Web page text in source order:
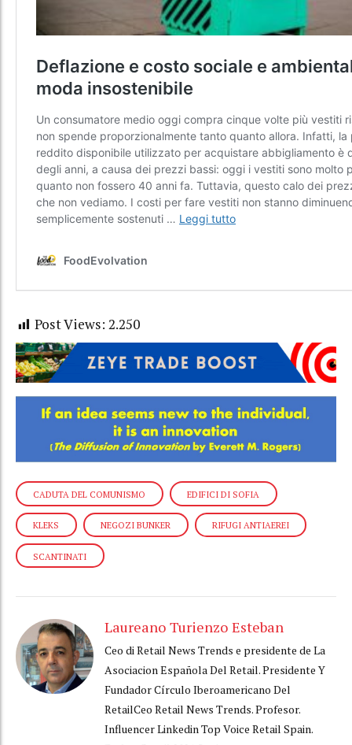
Post Views: 2.250
CADUTA DEL COMUNISMO EDIFICI DI SOFIA
KLEKS NEGOZI BUNKER RIFUGI ANTIAEREI
SCANTINATI
Laureano Turienzo Esteban
Ceo di Retail News Trends e presidente de La
Asociacion Española Del Retail. Presidente Y
Fundador Círculo Iberoamericano Del
RetailCeo Retail News Trends. Profesor.
Influencer Linkedin Top Voice Retail Spain.